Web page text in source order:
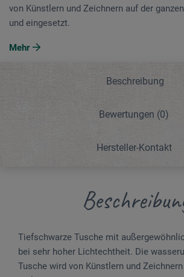
von Künstlern und Zeichnern auf der
und eingesetzt.
Mehr
Beschreibung
Bewertungen (0)
Hersteller-Kontakt
Tiefschwarze Tusche mit
bei sehr hoher Lichtechtheit. Die
Tusche wird von Künstlern und